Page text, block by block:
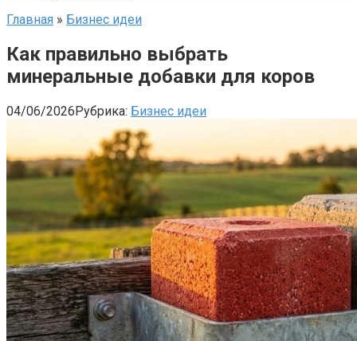
Главная » Бизнес идеи
Как правильно выбрать
минеральные добавки для коров
04/06/2026Рубрика: Бизнес идеи